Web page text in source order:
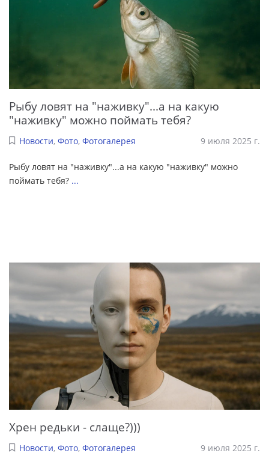
Рыбу ловят на "наживку"...а на какую
"наживку" можно поймать тебя?
Новости, Фото, Фотогалерея 9 июля 2025 г.
Рыбу ловят на "наживку"...а на какую "наживку" можно
поймать тебя? ...
Хрен редьки - слаще?)))
Новости, Фото, Фотогалерея 9 июля 2025 г.